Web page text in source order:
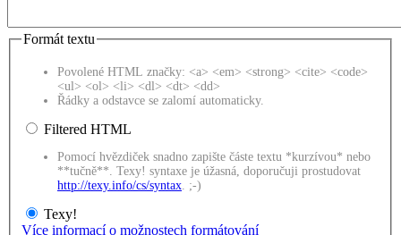
Formát textu
Povolené HTML značky: <a> <em> <strong> <cite> <code>
<ul> <ol> <li> <dl> <dt> <dd>
Řádky a odstavce se zalomí automaticky.
Filtered HTML
Pomocí hvězdiček snadno zapište částe textu *kurzívou* nebo
**tučně**. Texy! syntaxe je úžasná, doporučuji prostudovat
http://texy.info/cs/syntax . ;-)
Texy!
Více informací o možnostech formátování